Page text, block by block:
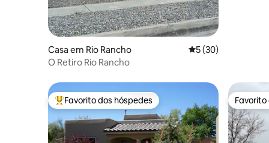
Casa em Rio Rancho Classificação
5 (30)
O Retiro Rio Rancho
Favoritos dos hóspedes mais apreciados
Favorito dos hóspedes Favorito
Favorito